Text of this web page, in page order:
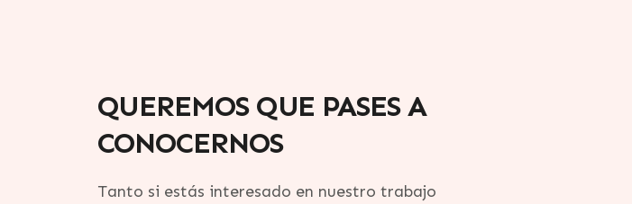
QUEREMOS QUE PASES A
CONOCERNOS
Tanto si estás interesado en nuestro trabajo